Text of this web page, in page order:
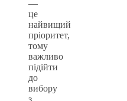
—
це
найвищий
пріоритет,
тому
важливо
підійти
до
вибору
з